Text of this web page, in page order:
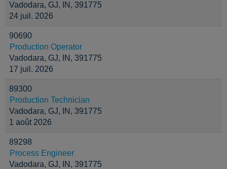
Vadodara, GJ, IN, 391775
24 juil. 2026
90690
Production Operator
Vadodara, GJ, IN, 391775
17 juil. 2026
89300
Production Technician
Vadodara, GJ, IN, 391775
1 août 2026
89298
Process Engineer
Vadodara, GJ, IN, 391775